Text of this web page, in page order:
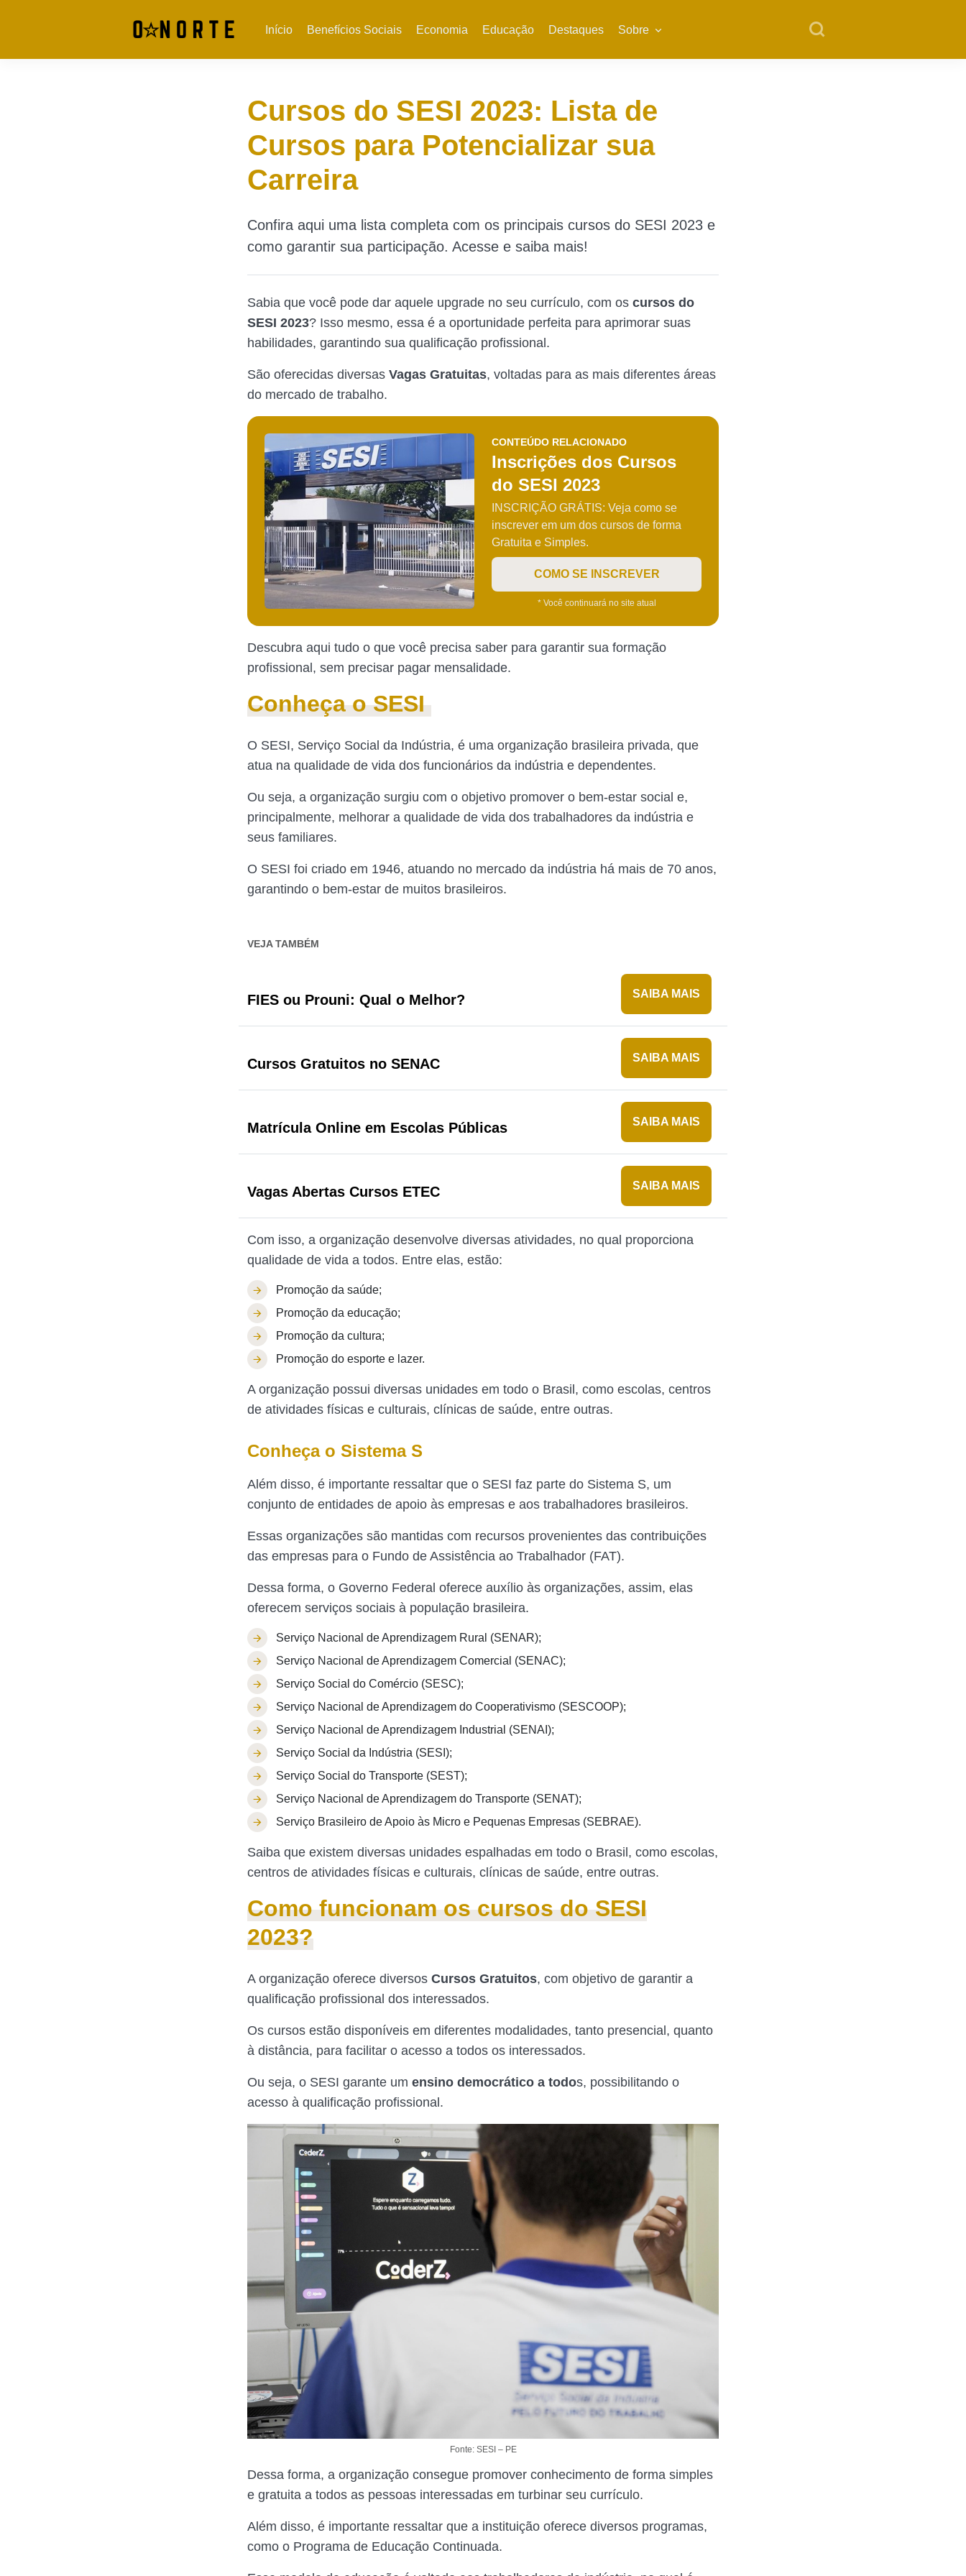
Início Benefícios Sociais Economia Educação Destaques Sobre
Cursos do SESI 2023: Lista de
Cursos para Potencializar sua
Carreira
Confira aqui uma lista completa com os principais cursos do SESI 2023 e
como garantir sua participação. Acesse e saiba mais!
Sabia que você pode dar aquele upgrade no seu currículo, com os cursos do
SESI 2023? Isso mesmo, essa é a oportunidade perfeita para aprimorar suas
habilidades, garantindo sua qualificação profissional.
São oferecidas diversas Vagas Gratuitas, voltadas para as mais diferentes áreas
do mercado de trabalho.
CONTEÚDO RELACIONADO
Inscrições dos Cursos
do SESI 2023
INSCRIÇÃO GRÁTIS: Veja como se
inscrever em um dos cursos de forma
Gratuita e Simples.
COMO SE INSCREVER
* Você continuará no site atual
Descubra aqui tudo o que você precisa saber para garantir sua formação
profissional, sem precisar pagar mensalidade.
Conheça o SESI
O SESI, Serviço Social da Indústria, é uma organização brasileira privada, que
atua na qualidade de vida dos funcionários da indústria e dependentes.
Ou seja, a organização surgiu com o objetivo promover o bem-estar social e,
principalmente, melhorar a qualidade de vida dos trabalhadores da indústria e
seus familiares.
O SESI foi criado em 1946, atuando no mercado da indústria há mais de 70 anos,
garantindo o bem-estar de muitos brasileiros.
VEJA TAMBÉM
FIES ou Prouni: Qual o Melhor? SAIBA MAIS
Cursos Gratuitos no SENAC SAIBA MAIS
Matrícula Online em Escolas Públicas SAIBA MAIS
Vagas Abertas Cursos ETEC SAIBA MAIS
Com isso, a organização desenvolve diversas atividades, no qual proporciona
qualidade de vida a todos. Entre elas, estão:
Promoção da saúde;
Promoção da educação;
Promoção da cultura;
Promoção do esporte e lazer.
A organização possui diversas unidades em todo o Brasil, como escolas, centros
de atividades físicas e culturais, clínicas de saúde, entre outras.
Conheça o Sistema S
Além disso, é importante ressaltar que o SESI faz parte do Sistema S, um
conjunto de entidades de apoio às empresas e aos trabalhadores brasileiros.
Essas organizações são mantidas com recursos provenientes das contribuições
das empresas para o Fundo de Assistência ao Trabalhador (FAT).
Dessa forma, o Governo Federal oferece auxílio às organizações, assim, elas
oferecem serviços sociais à população brasileira.
Serviço Nacional de Aprendizagem Rural (SENAR);
Serviço Nacional de Aprendizagem Comercial (SENAC);
Serviço Social do Comércio (SESC);
Serviço Nacional de Aprendizagem do Cooperativismo (SESCOOP);
Serviço Nacional de Aprendizagem Industrial (SENAI);
Serviço Social da Indústria (SESI);
Serviço Social do Transporte (SEST);
Serviço Nacional de Aprendizagem do Transporte (SENAT);
Serviço Brasileiro de Apoio às Micro e Pequenas Empresas (SEBRAE).
Saiba que existem diversas unidades espalhadas em todo o Brasil, como escolas,
centros de atividades físicas e culturais, clínicas de saúde, entre outras.
Como funcionam os cursos do SESI
2023?
A organização oferece diversos Cursos Gratuitos, com objetivo de garantir a
qualificação profissional dos interessados.
Os cursos estão disponíveis em diferentes modalidades, tanto presencial, quanto
à distância, para facilitar o acesso a todos os interessados.
Ou seja, o SESI garante um ensino democrático a todos, possibilitando o
acesso à qualificação profissional.
Fonte: SESI – PE
Dessa forma, a organização consegue promover conhecimento de forma simples
e gratuita a todos as pessoas interessadas em turbinar seu currículo.
Além disso, é importante ressaltar que a instituição oferece diversos programas,
como o Programa de Educação Continuada.